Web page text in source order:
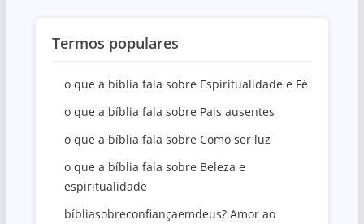
Termos populares
o que a bíblia fala sobre Espiritualidade e Fé
o que a bíblia fala sobre Pais ausentes
o que a bíblia fala sobre Como ser luz
o que a bíblia fala sobre Beleza e
espiritualidade
bíbliasobreconfiançaemdeus? Amor ao